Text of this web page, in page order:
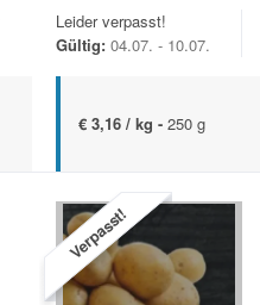
Leider verpasst!
Gültig: 04.07. - 10.07.
€ 3,16 / kg - 250 g
Verpasst!